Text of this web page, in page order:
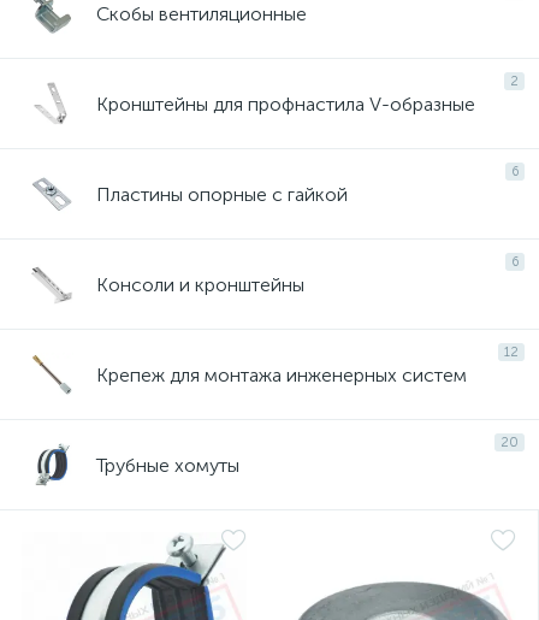
Скобы вентиляционные
2
Кронштейны для профнастила V-образные
6
Пластины опорные с гайкой
6
Консоли и кронштейны
12
Крепеж для монтажа инженерных систем
20
Трубные хомуты